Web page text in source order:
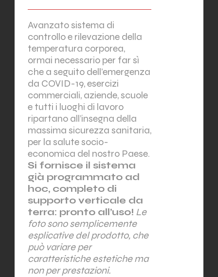
Avanzato sistema di
controllo e rilevazione della
temperatura corporea,
ormai necessario per far sì
che a seguito dell’emergenza
da COVID-19, esercizi
commerciali, aziende, scuole
e tutti i luoghi di lavoro
ripartano all’insegna della
massima sicurezza sanitaria,
per la salute socio-
economica del nostro Paese.
Si fornisce il sistema
già programmato ad
hoc, completo di
supporto verticale da
terra: pronto all’uso! Le
foto sono semplicemente
esplicative del prodotto, che
può variare per
caratteristiche estetiche ma
non per prestazioni.